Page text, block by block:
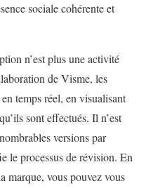
sociale cohérente et
n’est plus une activité
de Visme, les
temps réel, en visualisant
sont effectués. Il n’est
versions par
le processus de révision. En
marque, vous pouvez vous